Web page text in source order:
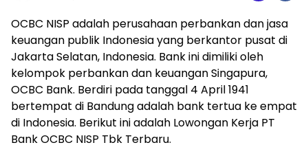
OCBC NISP adalah perusahaan perbankan dan jasa
keuangan publik Indonesia yang berkantor pusat di
Jakarta Selatan, Indonesia. Bank ini dimiliki oleh
kelompok perbankan dan keuangan Singapura,
OCBC Bank. Berdiri pada tanggal 4 April 1941
bertempat di Bandung adalah bank tertua ke empat
di Indonesia. Berikut ini adalah Lowongan Kerja PT
Bank OCBC NISP Tbk Terbaru.